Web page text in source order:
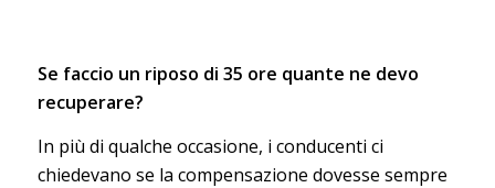
Se faccio un riposo di 35 ore quante ne devo
recuperare?
In più di qualche occasione, i conducenti ci
chiedevano se la compensazione dovesse sempre